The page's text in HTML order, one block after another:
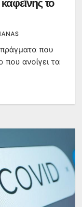
το
που
που ανοίγει τα